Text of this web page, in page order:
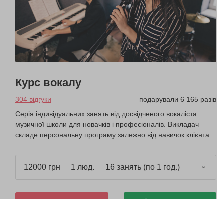
Курс вокалу
304 відгуки
подарували 6 165 разів
Серія індивідуальних занять від досвідченого вокаліста
музичної школи для новачків і професіоналів. Викладач
складе персональну програму залежно від навичок клієнта.
12000 грн 1 люд. 16 занять (по 1 год.)